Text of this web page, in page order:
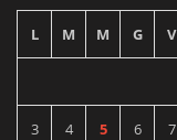
L M M G V
3 4 5 6 7